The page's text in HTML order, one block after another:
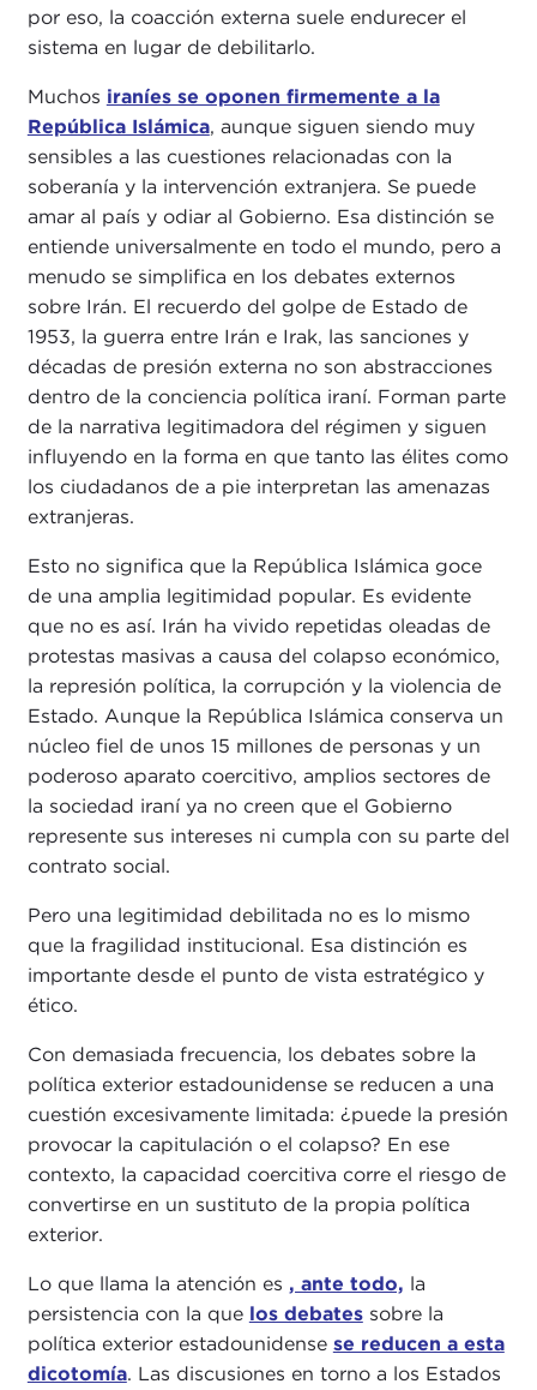
por eso, la coacción externa suele endurecer el
sistema en lugar de debilitarlo.
Muchos iraníes se oponen firmemente a la
República Islámica, aunque siguen siendo muy
sensibles a las cuestiones relacionadas con la
soberanía y la intervención extranjera. Se puede
amar al país y odiar al Gobierno. Esa distinción se
entiende universalmente en todo el mundo, pero a
menudo se simplifica en los debates externos
sobre Irán. El recuerdo del golpe de Estado de
1953, la guerra entre Irán e Irak, las sanciones y
décadas de presión externa no son abstracciones
dentro de la conciencia política iraní. Forman parte
de la narrativa legitimadora del régimen y siguen
influyendo en la forma en que tanto las élites como
los ciudadanos de a pie interpretan las amenazas
extranjeras.
Esto no significa que la República Islámica goce
de una amplia legitimidad popular. Es evidente
que no es así. Irán ha vivido repetidas oleadas de
protestas masivas a causa del colapso económico,
la represión política, la corrupción y la violencia de
Estado. Aunque la República Islámica conserva un
núcleo fiel de unos 15 millones de personas y un
poderoso aparato coercitivo, amplios sectores de
la sociedad iraní ya no creen que el Gobierno
represente sus intereses ni cumpla con su parte del
contrato social.
Pero una legitimidad debilitada no es lo mismo
que la fragilidad institucional. Esa distinción es
importante desde el punto de vista estratégico y
ético.
Con demasiada frecuencia, los debates sobre la
política exterior estadounidense se reducen a una
cuestión excesivamente limitada: ¿puede la presión
provocar la capitulación o el colapso? En ese
contexto, la capacidad coercitiva corre el riesgo de
convertirse en un sustituto de la propia política
exterior.
Lo que llama la atención es , ante todo, la
persistencia con la que los debatessobre la
política exterior estadounidense se reducen a esta
dicotomía. Las discusiones en torno a los Estados